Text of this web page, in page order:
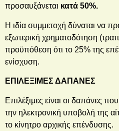
προσαυξάνεται κατά 50%.
Η ιδία συμμετοχή δύναται να
εξωτερική χρηματοδότηση
προϋπόθεση ότι το 25% της
ενίσχυση.
ΕΠΙΛΕΞΙΜΕΣ ΔΑΠΑΝΕΣ
Επιλέξιμες είναι οι δαπάνες
την ηλεκτρονική υποβολή της
το κίνητρο αρχικής επένδυσης.